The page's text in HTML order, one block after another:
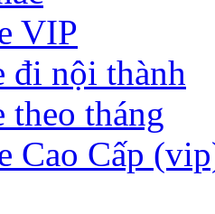
VIP
đi nội thành
theo tháng
Cao Cấp